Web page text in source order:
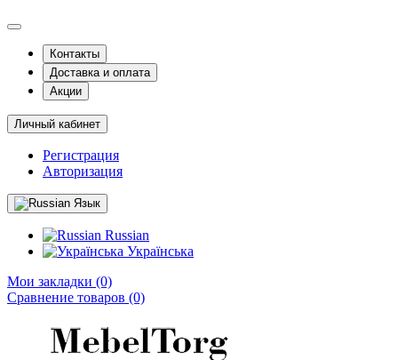
Контакты
Доставка и оплата
Акции
Личный кабинет
Регистрация
Авторизация
Язык
Russian
Українська
Мои закладки (0)
Сравнение товаров (0)